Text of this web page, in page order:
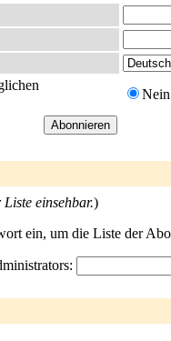
Nein
einsehbar.)
ein, um die Liste der